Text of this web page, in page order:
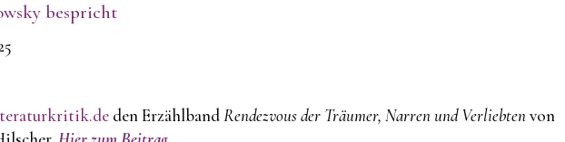
bespricht
den ErzählbandRendezvous der Träumer, Narren und Verliebtenvon